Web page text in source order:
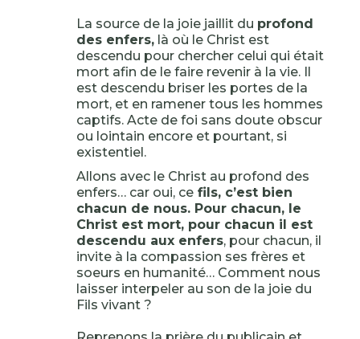
La source de la joie jaillit du profond
des enfers,là où le Christ est
descendu pour chercher celui qui était
mort afin de le faire revenir à la vie. Il
est descendu briser les portes de la
mort, et en ramener tous les hommes
captifs. Acte de foi sans doute obscur
ou lointain encore et pourtant, si
existentiel.
Allons avec le Christ au profond des
enfers… car oui, cefils, c’est bien
chacun de nous. Pour chacun, le
Christ est mort, pour chacun il est
descendu aux enfers, pour chacun, il
invite à la compassion ses frères et
soeurs en humanité… Comment nous
laisser interpeler au son de la joie du
Fils vivant ?